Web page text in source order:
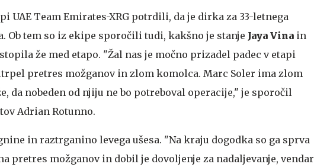
UAE Team Emirates-XRG potrdili, da je dirka za 33-letnega
Ob tem so iz ekipe sporočili tudi, kakšno je stanje Jaya Vina in
že med etapo. "Žal nas je močno prizadel padec v etapi
pretres možganov in zlom komolca. Marc Soler ima zlom
da nobeden od njiju ne bo potreboval operacije," je sporočil
Adrian Rotunno.
in raztrganino levega ušesa. "Na kraju dogodka so ga sprva
pretres možganov in dobil je dovoljenje za nadaljevanje, vendar